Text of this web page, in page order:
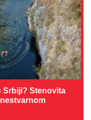
Srbiji? Stenovita